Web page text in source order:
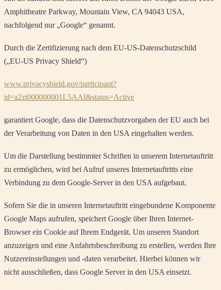
Amphitheatre Parkway, Mountain View, CA 94043 USA,
nachfolgend nur „Google“ genannt.
Durch die Zertifizierung nach dem EU-US-Datenschutzschild
(„EU-US Privacy Shield“)
www.privacyshield.gov/participant?
id=a2zt000000001L5AAI&status=Active
garantiert Google, dass die Datenschutzvorgaben der EU auch bei
der Verarbeitung von Daten in den USA eingehalten werden.
Um die Darstellung bestimmter Schriften in unserem Internetauftritt
zu ermöglichen, wird bei Aufruf unseres Internetauftritts eine
Verbindung zu dem Google-Server in den USA aufgebaut.
Sofern Sie die in unseren Internetauftritt eingebundene Komponente
Google Maps aufrufen, speichert Google über Ihren Internet-
Browser ein Cookie auf Ihrem Endgerät. Um unseren Standort
anzuzeigen und eine Anfahrtsbeschreibung zu erstellen, werden Ihre
Nutzereinstellungen und -daten verarbeitet. Hierbei können wir
nicht ausschließen, dass Google Server in den USA einsetzt.